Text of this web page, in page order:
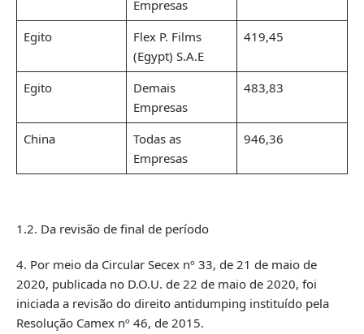
Empresas
Egito
Flex P. Films
(Egypt) S.A.E
419,45
Egito
Demais
Empresas
483,83
China
Todas as
Empresas
946,36
1.2. Da revisão de final de período
4. Por meio da Circular Secex nº 33, de 21 de maio de
2020, publicada no D.O.U. de 22 de maio de 2020, foi
iniciada a revisão do direito antidumping instituído pela
Resolução Camex nº 46, de 2015.